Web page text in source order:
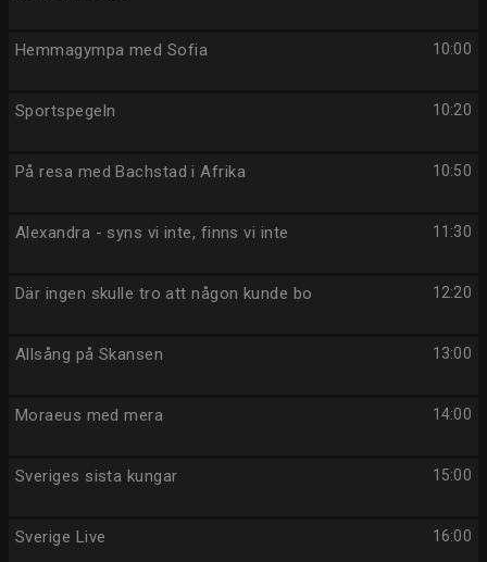
10:00
Hemmagympa med Sofia
10:20
Sportspegeln
10:50
På resa med Bachstad i Afrika
11:30
Alexandra - syns vi inte, finns vi inte
12:20
Där ingen skulle tro att någon kunde bo
13:00
Allsång på Skansen
14:00
Moraeus med mera
15:00
Sveriges sista kungar
16:00
Sverige Live